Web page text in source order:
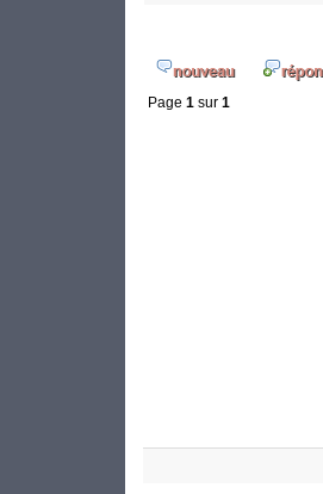
Page 1 sur 1